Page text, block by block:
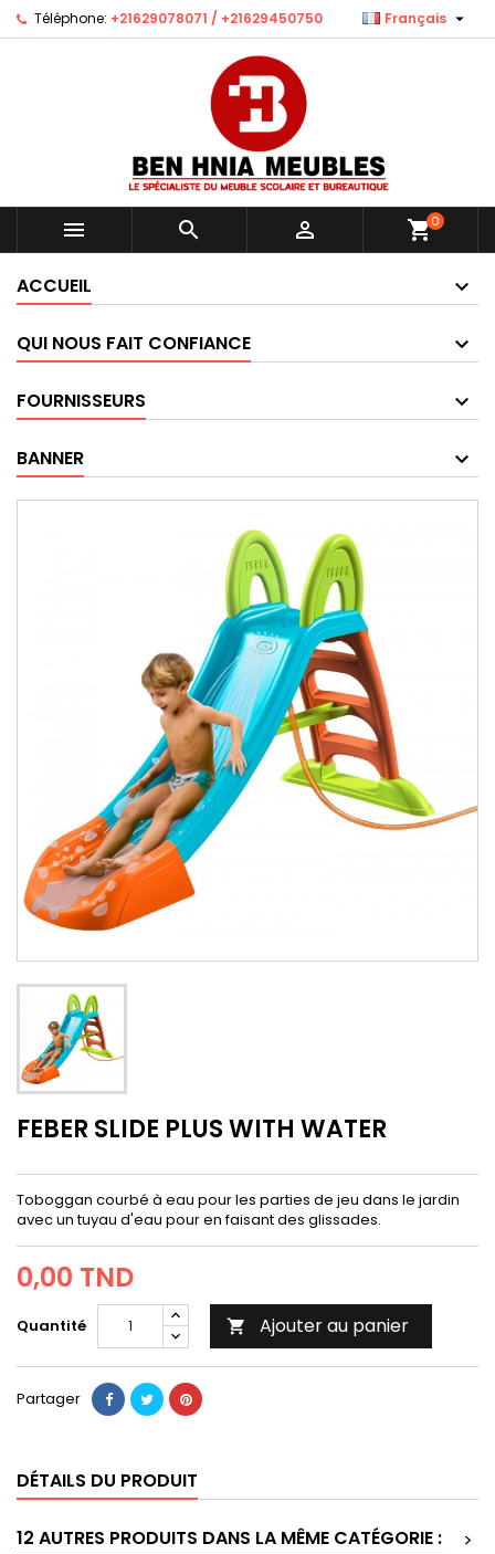
Téléphone: +21629078071 / +21629450750 Français 
   shopping_cart0
ACCUEIL
QUI NOUS FAIT CONFIANCE
FOURNISSEURS
BANNER
FEBER SLIDE PLUS WITH WATER
Toboggan courbé à eau pour les parties de jeu dans le jardin
avec un tuyau d'eau pour en faisant des glissades.
0,00 TND
Quantité  Ajouter au panier
Partager
DÉTAILS DU PRODUIT
12 AUTRES PRODUITS DANS LA MÊME CATÉGORIE :
>